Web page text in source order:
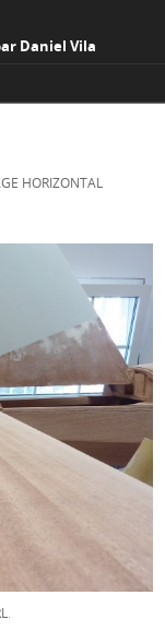
Daniel Vila
HORIZONTAL